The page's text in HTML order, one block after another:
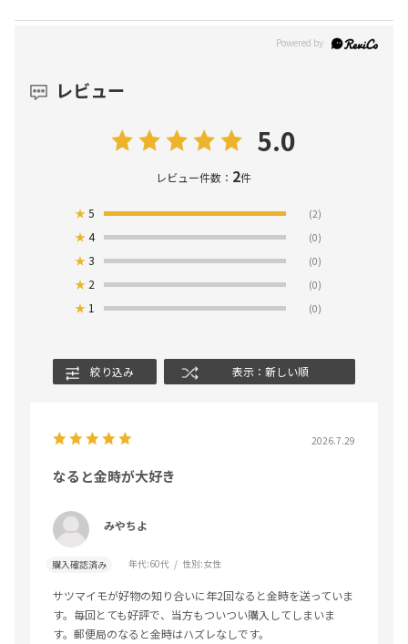
レビュー
5.0
レビュー件数： 2件
★5 (2)
★4 (0)
★3 (0)
★ 2 (0)
★ 1 (0)
絞り込み 表示：新しい順
2026.7.29
なると金時が大好き
みやちよ
購入確認済み 年代:60代 性別:女性
サツマイモが好物の知り合いに年2回なると金時を送っていま
す。毎回とても好評で、当方もついつい購入してしまいま
す。郵便局のなると金時はハズレなしです。